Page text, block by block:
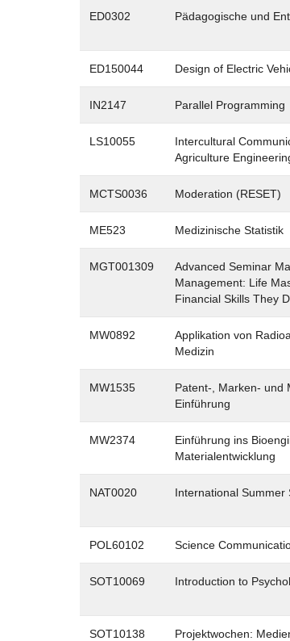
ED0302 Pädagogische und
ED150044 Design of Electric
IN2147 Parallel Programming
LS10055
Intercultural
Agriculture
MCTS0036 Moderation (RESET)
ME523 Medizinische Statistik
MGT001309
Advanced Seminar
Management: Life
Financial Skills They
MW0892
Applikation von
Medizin
MW1535
Patent-, Marken- und
Einführung
MW2374
Einführung ins
Materialentwicklung
NAT0020 International Summer
POL60102 Science
SOT10069 Introduction to
SOT10138 Projektwochen: